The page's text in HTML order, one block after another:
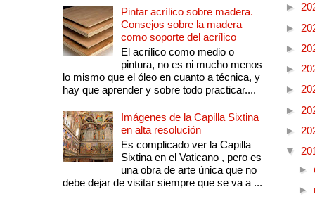
Pintar acrílico sobre madera.
Consejos sobre la madera
como soporte del acrílico
El acrílico como medio o
pintura, no es ni mucho menos
lo mismo que el óleo en cuanto a técnica, y
hay que aprender y sobre todo practicar....
Imágenes de la Capilla Sixtina
en alta resolución
Es complicado ver la Capilla
Sixtina en el Vaticano , pero es
una obra de arte única que no
debe dejar de visitar siempre que se va a ...
►
►
►
►
►
►
►
▼
►
►